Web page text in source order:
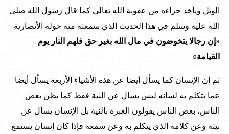
الويل ويأخذ جزاءه من عقوبة الله تعالى كما قال رسول الله صلى
الله عليه وسلم في هذا الحديث الذي سمعته منه خولة الأنصارية
«إن رجالا يتخوضون في مال الله بغير حق فلهم النار يوم
القيامة».
ثم إن الإنسان كما يسأل أيضا عن هذه الأشياء الأربعة يسأل أيضا
عما يتكلم به لسانه ليس يسال عن النية فقط كما يظن بعض
الناس، بعض الناس يقولون العبرة بالنية بل الإنسان يسأل عن
نيته وعن كلامه الذي يتكلم به وعن سمعه فإذا كان إنسان يستمع